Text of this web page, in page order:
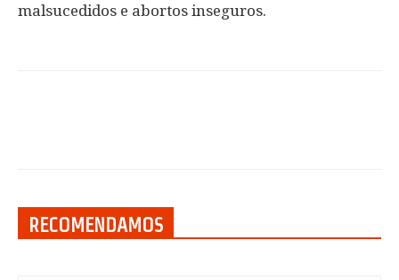
malsucedidos e abortos inseguros.
RECOMENDAMOS